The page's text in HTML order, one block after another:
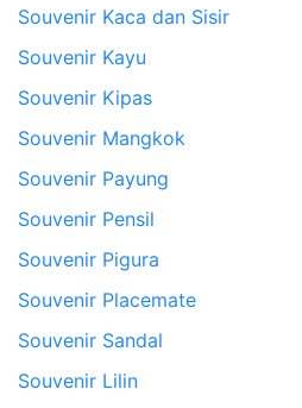
Souvenir Kaca dan Sisir
Souvenir Kayu
Souvenir Kipas
Souvenir Mangkok
Souvenir Payung
Souvenir Pensil
Souvenir Pigura
Souvenir Placemate
Souvenir Sandal
Souvenir Lilin